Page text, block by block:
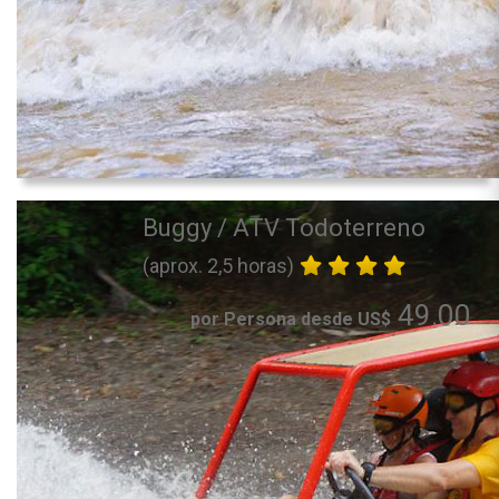
Buggy / ATV Todoterreno
(aprox. 2,5 horas)
por Persona desde US$ 49.00